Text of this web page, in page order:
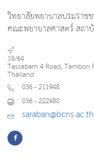
วิทยาลัยพยาบาลบรมราช
คณะพยาบาลศาสตร์ สถา
18/64
Tessabarn 4 Road, Tambon
Thailand
036 - 211948
036 - 222480
saraban@bcns.ac.th